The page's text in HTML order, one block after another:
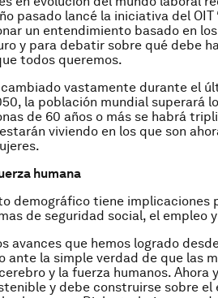
pasado lancé la iniciativa del
un entendimiento basado en
y para debatir sobre qué debe
todos queremos.
vastamente durante el
la población mundial superará
de 60 años o más se habrá
viviendo en los que son
humana
demográfico tiene implicaciones
de seguridad social, el empleo
avances que hemos logrado
ante la simple verdad de que las
y la fuerza humanos. Ahora
y debe construirse sobre el